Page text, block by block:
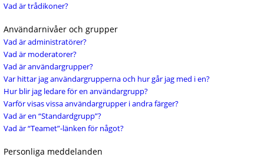
Vad är trådikoner?
Användarnivåer och grupper
Vad är administratörer?
Vad är moderatorer?
Vad är användargrupper?
Var hittar jag användargrupperna och hur går jag med i en?
Hur blir jag ledare för en användargrupp?
Varför visas vissa användargrupper i andra färger?
Vad är en “Standardgrupp”?
Vad är “Teamet”-länken för något?
Personliga meddelanden